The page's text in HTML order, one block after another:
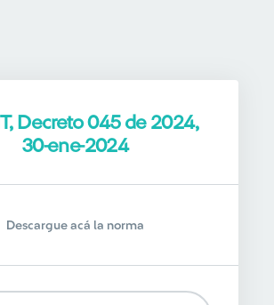
Decreto 045 de 2024,
30-ene-2024
Descargue acá la norma